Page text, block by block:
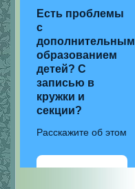
Есть проблемы
с
дополнительным
образованием
детей? С
записью в
кружки и
секции?
Расскажите об этом